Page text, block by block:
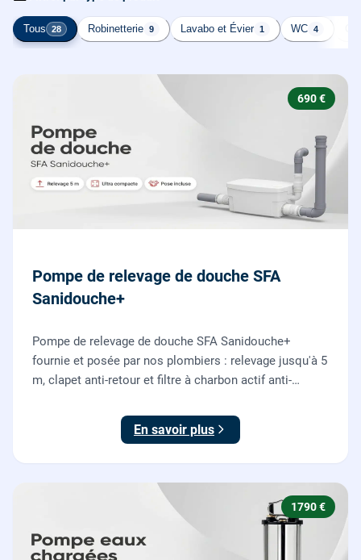
Tous 28 Robinetterie 9 Lavabo et Évier 1 WC 4
690 €
Pompe de relevage de douche SFA
Sanidouche+
Pompe de relevage de douche SFA Sanidouche+
fournie et posée par nos plombiers : relevage jusqu'à 5
m, clapet anti-retour et filtre à charbon actif anti-
En savoir plus
1790 €